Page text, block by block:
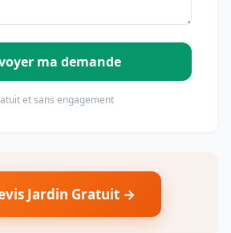
ma demande
et sans engagement
Jardin Gratuit →